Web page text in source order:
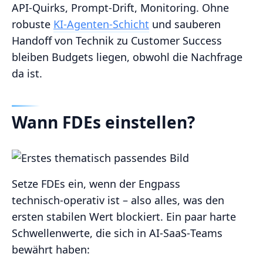
API‑Quirks, Prompt‑Drift, Monitoring. Ohne
robuste KI‑Agenten‑Schicht und sauberen
Handoff von Technik zu Customer Success
bleiben Budgets liegen, obwohl die Nachfrage
da ist.
Wann FDEs einstellen?
Setze FDEs ein, wenn der Engpass
technisch‑operativ ist – also alles, was den
ersten stabilen Wert blockiert. Ein paar harte
Schwellenwerte, die sich in AI‑SaaS‑Teams
bewährt haben: